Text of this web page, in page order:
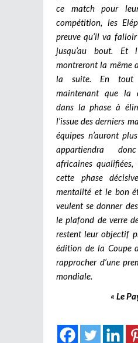
ce match pour
compétition, les
preuve qu’il va
jusqu’au bout. Et
montreront la même
la suite. En tout
maintenant que la
dans la phase à
l’issue des derniers
équipes n’auront
appartiendra
africaines
cette phase
mentalité et le bon
veulent se donner
le plafond de verre
restent leur objectif
édition de la Coupe
rapprocher d’une
mondiale.
« Le